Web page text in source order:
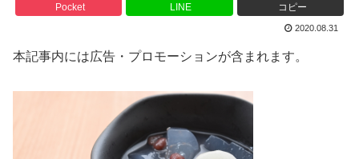
Pocket LINE コピー
2020.08.31
本記事内には広告・プロモーションが含まれます。